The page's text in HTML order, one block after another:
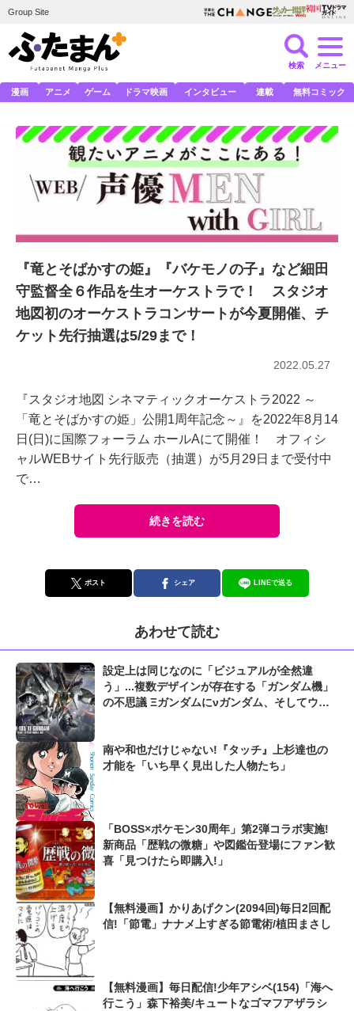
Group Site
検索 メニュー
漫画 アニメ ゲーム ドラマ映画 インタビュー 連載 無料コミック
『竜とそばかすの姫』『バケモノの子』など細田
守監督全６作品を生オーケストラで！ スタジオ
地図初のオーケストラコンサートが今夏開催、チ
ケット先行抽選は5/29まで！
2022.05.27
『スタジオ地図 シネマティックオーケストラ2022 ～
「竜とそばかすの姫」公開1周年記念～』を2022年8月14
日(日)に国際フォーラム ホールAにて開催！ オフィシ
ャルWEBサイト先行販売（抽選）が5月29日まで受付中
で…
続きを読む
ポスト シェア LINEで送る
あわせて読む
設定上は同じなのに「ビジュアルが全然違
う」...複数デザインが存在する「ガンダム機」
の不思議 Ξガンダムにνガンダム、そしてウイ
南や和也だけじゃない!『タッチ』上杉達也の
才能を「いち早く見出した人物たち」
「BOSS×ポケモン30周年」第2弾コラボ実施!
新商品「歴戦の微糖」や図鑑缶登場にファン歓
喜「見つけたら即購入!」
【無料漫画】かりあげクン(2094回)毎日2回配
信!「節電」ナナメ上すぎる節電術/植田まさし
【無料漫画】毎日配信!少年アシベ(154)「海へ
行こう」森下裕美/キュートなゴマフアザラシ